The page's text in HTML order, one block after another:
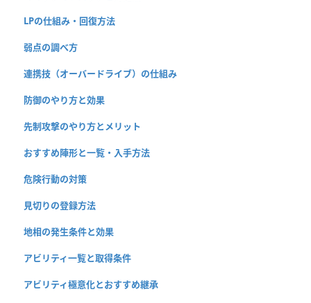
LPの仕組み・回復方法
弱点の調べ方
連携技（オーバードライブ）の仕組み
防御のやり方と効果
先制攻撃のやり方とメリット
おすすめ陣形と一覧・入手方法
危険行動の対策
見切りの登録方法
地相の発生条件と効果
アビリティ一覧と取得条件
アビリティ極意化とおすすめ継承